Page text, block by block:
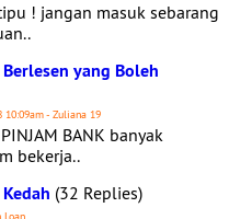
! jangan masuk sebarang
yang Boleh
10:09am - Zuliana 19
BANK banyak
bekerja..
(32 Replies)